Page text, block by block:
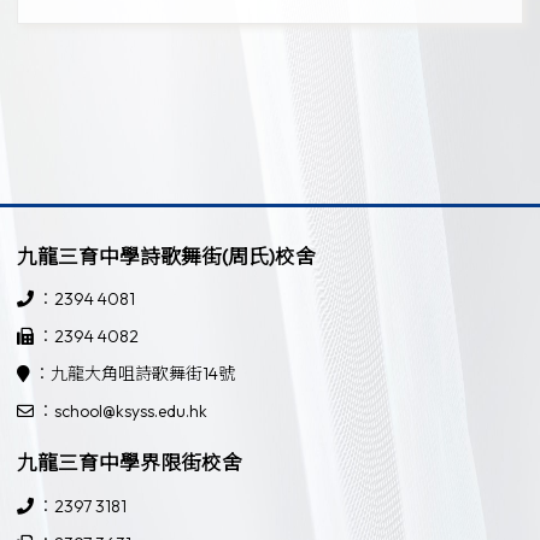
九龍三育中學詩歌舞街(周氏)校舍
：2394 4081
：2394 4082
：九龍大角咀詩歌舞街14號
：school@ksyss.edu.hk
九龍三育中學界限街校舍
：2397 3181